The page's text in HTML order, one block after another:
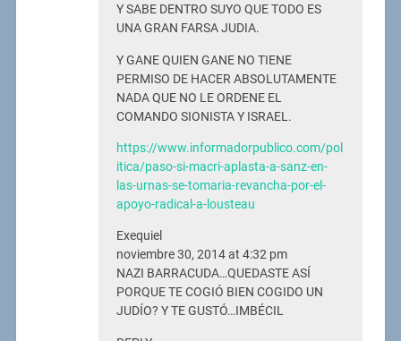
Y SABE DENTRO SUYO QUE TODO ES
UNA GRAN FARSA JUDIA.
Y GANE QUIEN GANE NO TIENE
PERMISO DE HACER ABSOLUTAMENTE
NADA QUE NO LE ORDENE EL
COMANDO SIONISTA Y ISRAEL.
https://www.informadorpublico.com/pol
itica/paso-si-macri-aplasta-a-sanz-en-
las-urnas-se-tomaria-revancha-por-el-
apoyo-radical-a-lousteau
Exequiel
noviembre 30, 2014 at 4:32 pm
NAZI BARRACUDA…QUEDASTE ASÍ
PORQUE TE COGIÓ BIEN COGIDO UN
JUDÍO? Y TE GUSTÓ…IMBÉCIL